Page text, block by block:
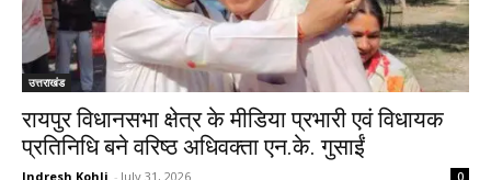
उत्तराखंड
रायपुर विधानसभा क्षेत्र के मीडिया प्रभारी एवं विधायक
प्रतिनिधि बने वरिष्ठ अधिवक्ता एन.के. गुसाईं
Indresh Kohli - July 31, 2026 0